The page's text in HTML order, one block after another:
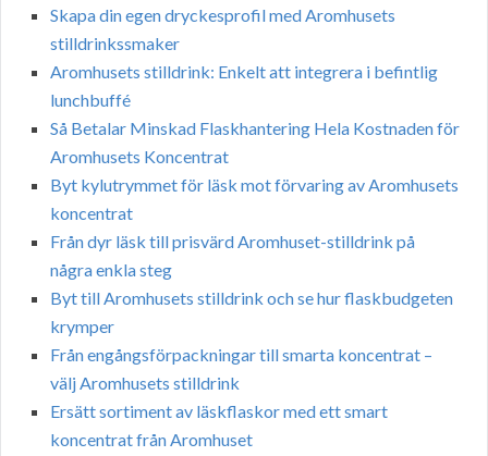
Skapa din egen dryckesprofil med Aromhusets
stilldrinkssmaker
Aromhusets stilldrink: Enkelt att integrera i befintlig
lunchbuffé
Så Betalar Minskad Flaskhantering Hela Kostnaden för
Aromhusets Koncentrat
Byt kylutrymmet för läsk mot förvaring av Aromhusets
koncentrat
Från dyr läsk till prisvärd Aromhuset-stilldrink på
några enkla steg
Byt till Aromhusets stilldrink och se hur flaskbudgeten
krymper
Från engångsförpackningar till smarta koncentrat –
välj Aromhusets stilldrink
Ersätt sortiment av läskflaskor med ett smart
koncentrat från Aromhuset